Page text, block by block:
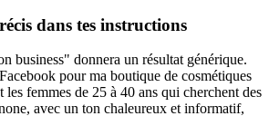
dans tes instructions
business" donnera un résultat générique.
pour ma boutique de cosmétiques
femmes de 25 à 40 ans qui cherchent des
avec un ton chaleureux et informatif,